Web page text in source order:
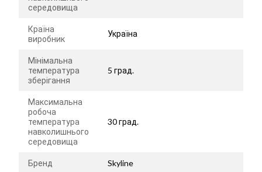
середовища
Країна
виробник
Україна
Мінімальна
температура
зберігання
5 град.
Максимальна
робоча
температура
навколишнього
середовища
30 град.
Бренд Skyline